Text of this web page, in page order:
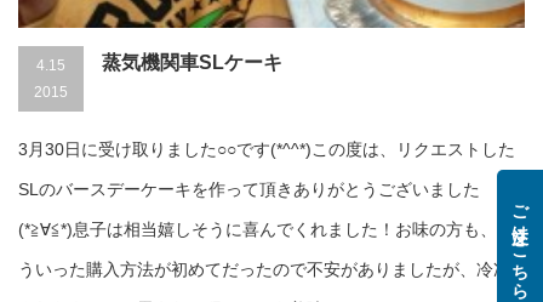
4.15
2015
蒸気機関車SLケーキ
3月30日に受け取りました○○です(*^^*)この度は、リクエストした
SLのバースデーケーキを作って頂きありがとうございました
(*≧∀≦*)息子は相当嬉しそうに喜んでくれました！お味の方も、こ
ういった購入方法が初めてだったので不安がありましたが、冷凍 ご注文はこちら